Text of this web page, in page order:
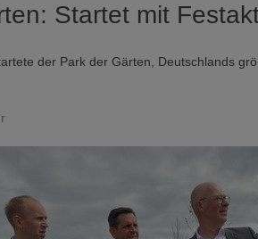
Startet mit
der Park der Gärten, Deutschlands